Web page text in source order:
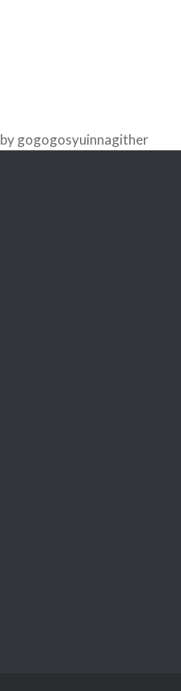
シ
by gogogosyuinnagither